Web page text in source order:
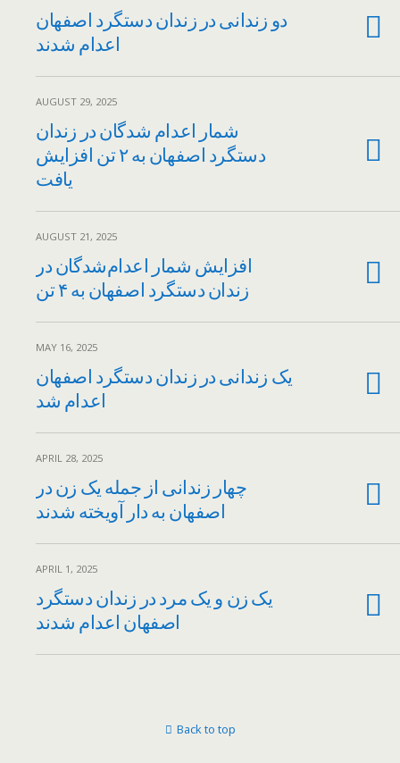
دو زندانی در زندان دستگرد اصفهان
اعدام شدند
AUGUST 29, 2025
شمار اعدام شدگان در زندان
دستگرد اصفهان به ۲ تن افزایش
یافت
AUGUST 21, 2025
افزایش شمار اعدام‌شدگان در
زندان دستگرد اصفهان به ۴ تن
MAY 16, 2025
یک زندانی در زندان دستگرد اصفهان
اعدام شد
APRIL 28, 2025
چهار زندانی از جمله یک زن در
اصفهان به دار آویخته شدند
APRIL 1, 2025
یک زن و یک مرد در زندان دستگرد
اصفهان اعدام شدند
Back to top